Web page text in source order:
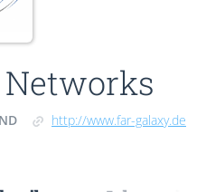
http://www.far-galaxy.de